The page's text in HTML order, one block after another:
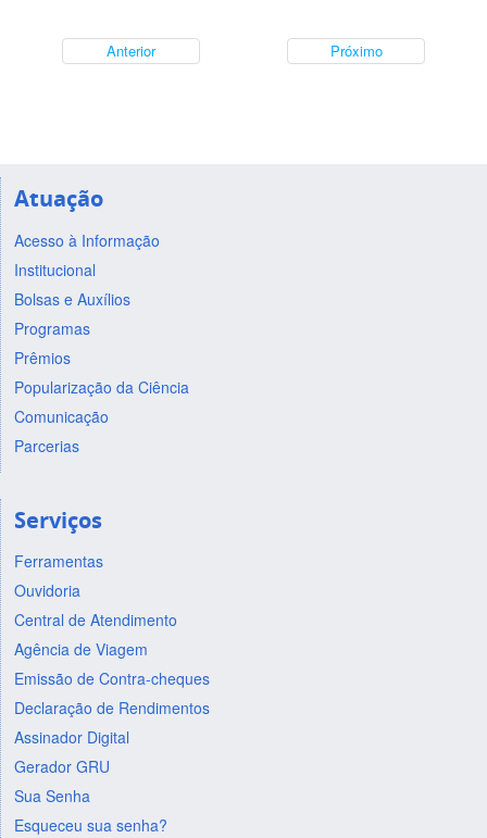
Anterior Próximo
Atuação
Acesso à Informação
Institucional
Bolsas e Auxílios
Programas
Prêmios
Popularização da Ciência
Comunicação
Parcerias
Serviços
Ferramentas
Ouvidoria
Central de Atendimento
Agência de Viagem
Emissão de Contra-cheques
Declaração de Rendimentos
Assinador Digital
Gerador GRU
Sua Senha
Esqueceu sua senha?